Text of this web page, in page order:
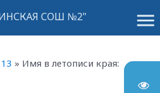
menu
СОШ №2"
13 » Имя в летописи края: